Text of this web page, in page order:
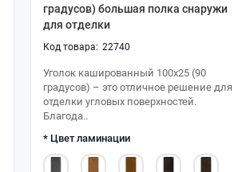
градусов) большая полка снаружи
для отделки
22740
Уголок кашированный 100х25 (90
градусов) – это отличное решение для
отделки угловых поверхностей.
Благода..
* Цвет ламинации